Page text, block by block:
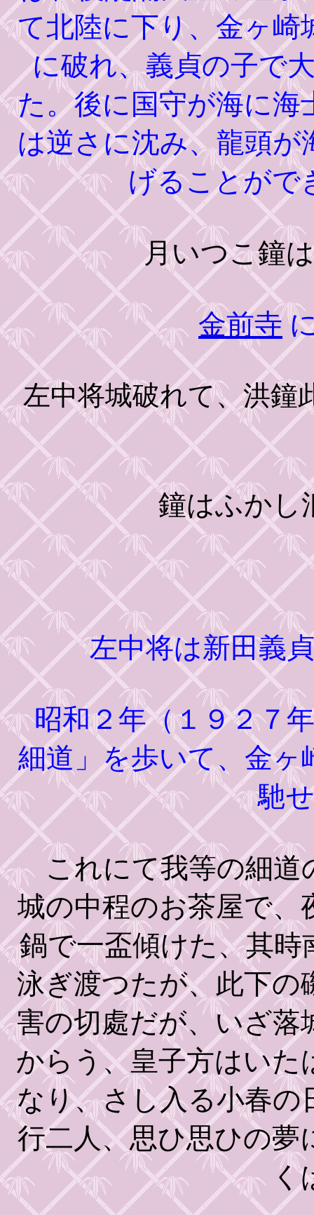
て北陸に下り、金ヶ崎
に破れ、義貞の子で
た。後に国守が海に海
は逆さに沈み、龍頭
げることがで
月いつこ鐘
金前寺
左中将城破れて、洪鐘
鐘はふかし
左中将は新田義
昭和２年（１９２７年
細道」を歩いて、金ヶ
馳
これにて我等の細道
城の中程のお茶屋で、
鍋で一盃傾けた、其時
泳ぎ渡つたが、此下の
害の切處だが、いざ落
からう、皇子方はい
なり、さし入る小春の
行二人、思ひ思ひの夢
く